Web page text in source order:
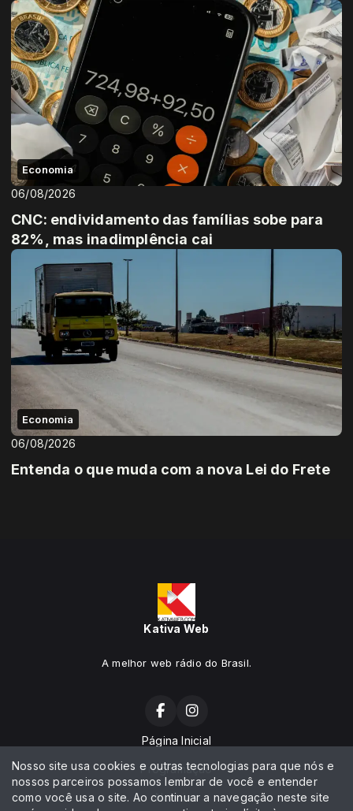
Economia
06/08/2026
CNC: endividamento das famílias sobe para
82%, mas inadimplência cai
Economia
06/08/2026
Entenda o que muda com a nova Lei do Frete
Kativa Web
A melhor web rádio do Brasil.
Página Inicial
Programação
Notícias
Nosso site usa cookies e outras tecnologias para que nós e
nossos parceiros possamos lembrar de você e entender
como você usa o site. Ao continuar a navegação neste site